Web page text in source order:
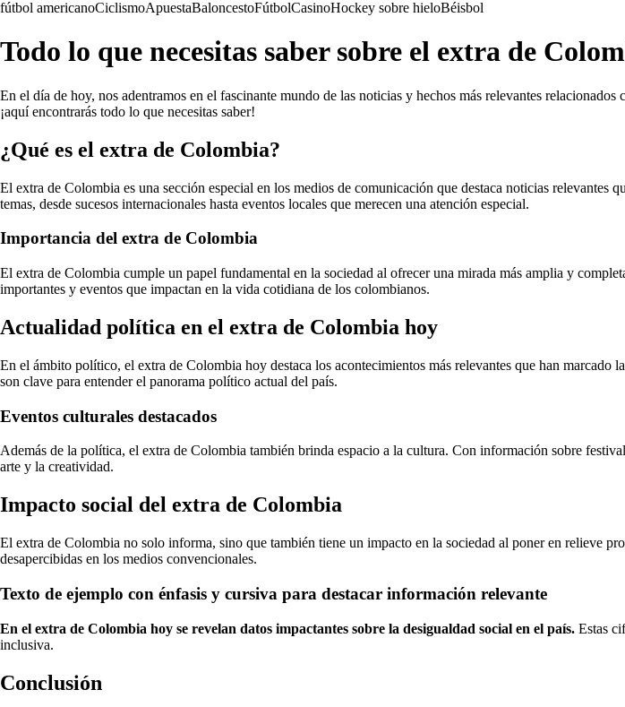
fútbol americanoCiclismoApuestaBaloncestoFútbolCasinoHockey sobre hieloBéisbol
Todo lo que necesitas saber sobre el extra de
En el día de hoy, nos adentramos en el fascinante mundo de las noticias y hechos más relevantes
¡aquí encontrarás todo lo que necesitas saber!
¿Qué es el extra de Colombia?
El extra de Colombia es una sección especial en los medios de comunicación que destaca noticias relevantes
temas, desde sucesos internacionales hasta eventos locales que merecen una atención especial.
Importancia del extra de Colombia
El extra de Colombia cumple un papel fundamental en la sociedad al ofrecer una mirada más amplia y
importantes y eventos que impactan en la vida cotidiana de los colombianos.
Actualidad política en el extra de Colombia hoy
En el ámbito político, el extra de Colombia hoy destaca los acontecimientos más relevantes que han marcado
son clave para entender el panorama político actual del país.
Eventos culturales destacados
Además de la política, el extra de Colombia también brinda espacio a la cultura. Con información sobre
arte y la creatividad.
Impacto social del extra de Colombia
El extra de Colombia no solo informa, sino que también tiene un impacto en la sociedad al poner en relieve
desapercibidas en los medios convencionales.
Texto de ejemplo con énfasis y cursiva para destacar información relevante
En el extra de Colombia hoy se revelan datos impactantes sobre la desigualdad social en el país. Estas
inclusiva.
Conclusión